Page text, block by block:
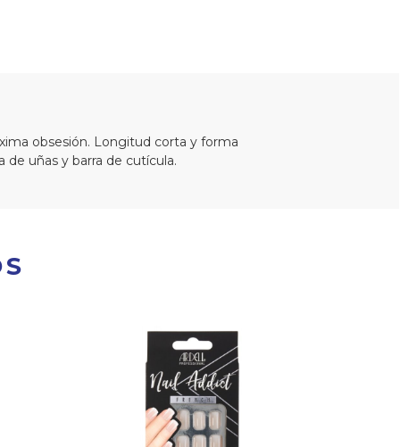
obsesión. Longitud corta y forma
uñas y barra de cutícula.